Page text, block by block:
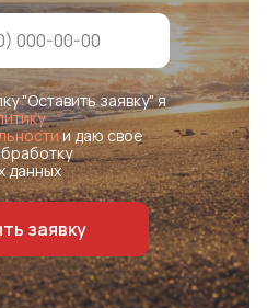
"Оставить заявку" я
и даю свое
данных
заявку